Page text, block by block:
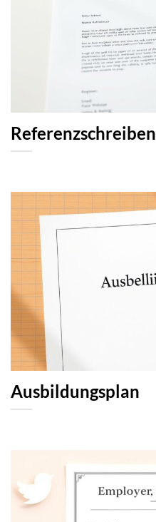
Referenzschreiben
Ausbildungsplan